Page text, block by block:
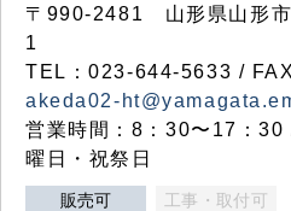
〒990-2481 山形県山形
1
TEL：023-644-5633 /
akeda02-
営業時間：8：30〜17：30
曜日・祝祭日
販売可 工事・取付可